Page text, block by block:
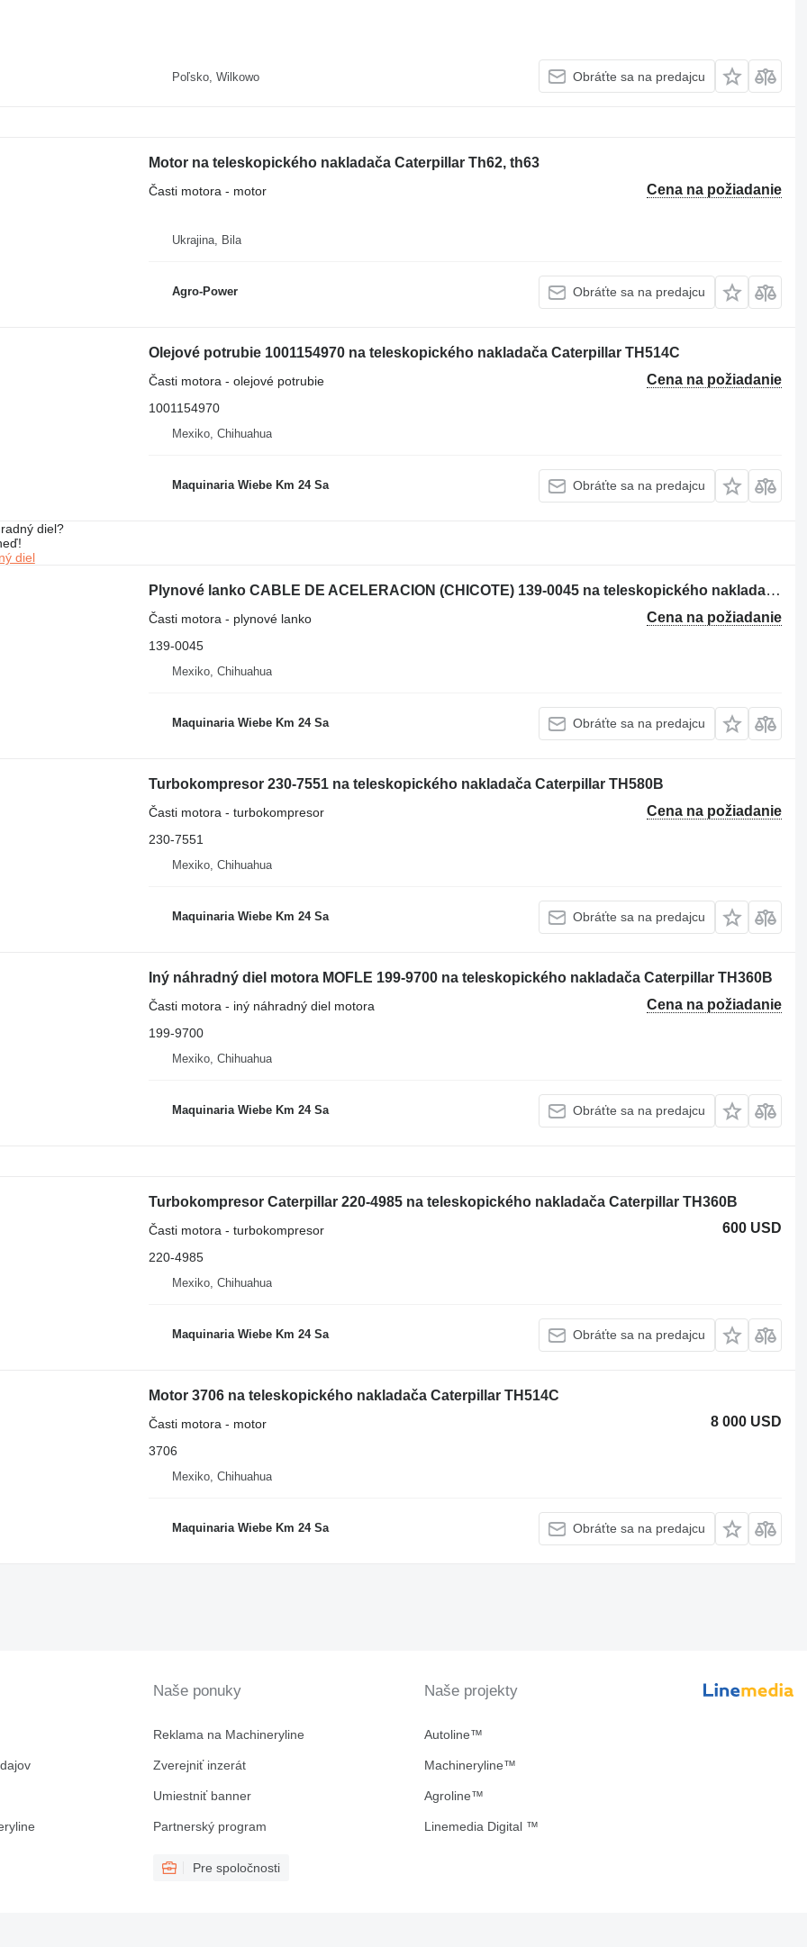
Poľsko, Wilkowo Obráťte sa na predajcu
Motor na teleskopického nakladača Caterpillar Th62, th63
Cena na požiadanie
Časti motora - motor
Ukrajina, Bila
Agro-Power Obráťte sa na predajcu
Olejové potrubie 1001154970 na teleskopického nakladača Caterpillar TH514C
Cena na požiadanie
Časti motora - olejové potrubie
1001154970
Mexiko, Chihuahua
Maquinaria Wiebe Km 24 Sa Obráťte sa na predajcu
diel?
diel
Plynové lanko CABLE DE ACELERACION (CHICOTE) 139-0045 na teleskopického nakladača Caterpillar TH63
Cena na požiadanie
Časti motora - plynové lanko
139-0045
Mexiko, Chihuahua
Maquinaria Wiebe Km 24 Sa Obráťte sa na predajcu
Turbokompresor 230-7551 na teleskopického nakladača Caterpillar TH580B
Cena na požiadanie
Časti motora - turbokompresor
230-7551
Mexiko, Chihuahua
Maquinaria Wiebe Km 24 Sa Obráťte sa na predajcu
Iný náhradný diel motora MOFLE 199-9700 na teleskopického nakladača Caterpillar TH360B
Cena na požiadanie
Časti motora - iný náhradný diel motora
199-9700
Mexiko, Chihuahua
Maquinaria Wiebe Km 24 Sa Obráťte sa na predajcu
Turbokompresor Caterpillar 220-4985 na teleskopického nakladača Caterpillar TH360B
600 USD
Časti motora - turbokompresor
220-4985
Mexiko, Chihuahua
Maquinaria Wiebe Km 24 Sa Obráťte sa na predajcu
Motor 3706 na teleskopického nakladača Caterpillar TH514C
8 000 USD
Časti motora - motor
3706
Mexiko, Chihuahua
Maquinaria Wiebe Km 24 Sa Obráťte sa na predajcu
Naše ponuky
Reklama na Machineryline
Zverejniť inzerát
Umiestniť banner
Partnerský program
Pre spoločnosti
Naše projekty
Autoline™
Machineryline™
Agroline™
Linemedia Digital ™